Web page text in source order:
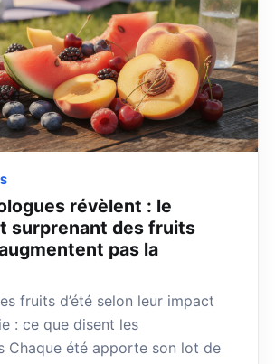
révèlent : le
surprenant des fruits
pas la
fruits d’été selon leur impact
: ce que disent les
Chaque été apporte son lot de